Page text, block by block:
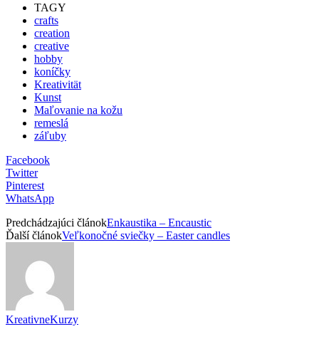
TAGY
crafts
creation
creative
hobby
koníčky
Kreativität
Kunst
Maľovanie na kožu
remeslá
záľuby
Facebook
Twitter
Pinterest
WhatsApp
Predchádzajúci článokEnkaustika – Encaustic
Ďalší článokVeľkonočné sviečky – Easter candles
KreativneKurzy